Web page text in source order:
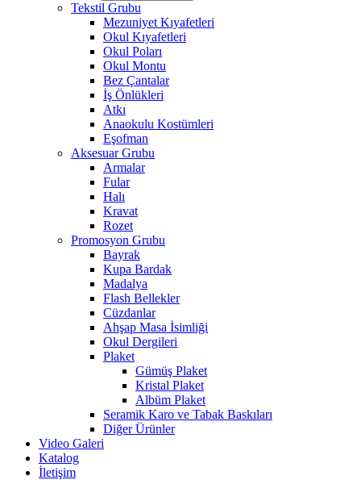
Tekstil Grubu
Mezuniyet Kıyafetleri
Okul Kıyafetleri
Okul Poları
Okul Montu
Bez Çantalar
İş Önlükleri
Atkı
Anaokulu Kostümleri
Eşofman
Aksesuar Grubu
Armalar
Fular
Halı
Kravat
Rozet
Promosyon Grubu
Bayrak
Kupa Bardak
Madalya
Flash Bellekler
Cüzdanlar
Ahşap Masa İsimliği
Okul Dergileri
Plaket
Gümüş Plaket
Kristal Plaket
Albüm Plaket
Seramik Karo ve Tabak Baskıları
Diğer Ürünler
Video Galeri
Katalog
İletişim